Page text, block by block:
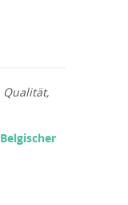
Qualität,
Belgischer